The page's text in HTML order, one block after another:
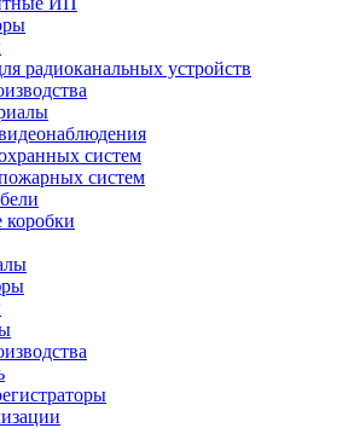
радиоканальных устройств
систем
систем